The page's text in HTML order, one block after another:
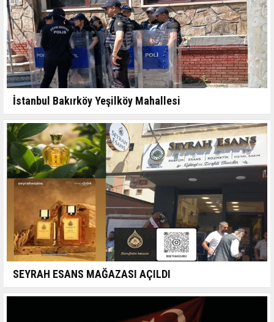
İstanbul Bakırköy Yeşilköy Mahallesi
SEYRAH ESANS MAĞAZASI AÇILDI